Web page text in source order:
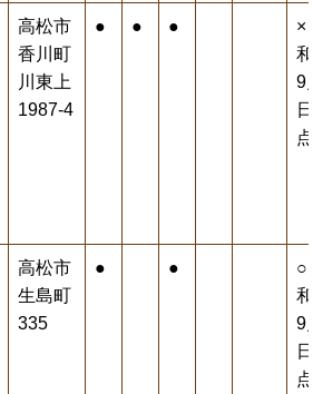
高松市
香川町
川東上
1987-4
● ● ●
×
9
高松市
生島町
335
● ●
○
9